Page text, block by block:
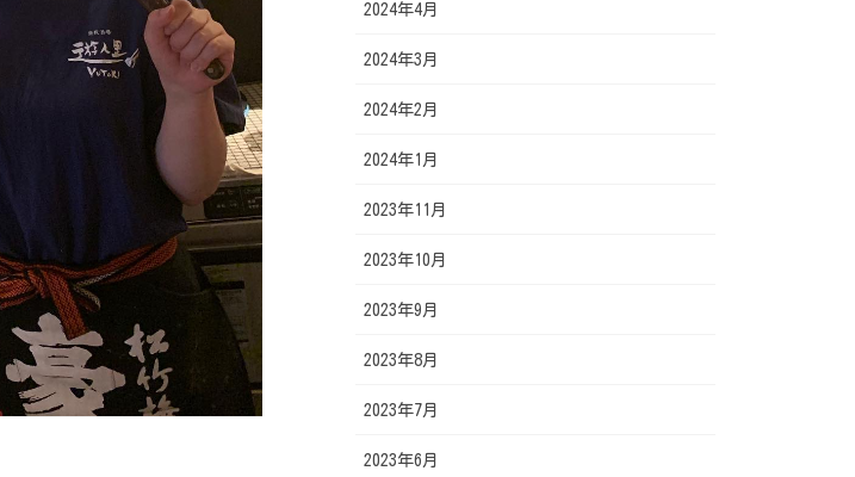
2024年4月
2024年3月
2024年2月
2024年1月
2023年11月
2023年10月
2023年9月
2023年8月
2023年7月
2023年6月